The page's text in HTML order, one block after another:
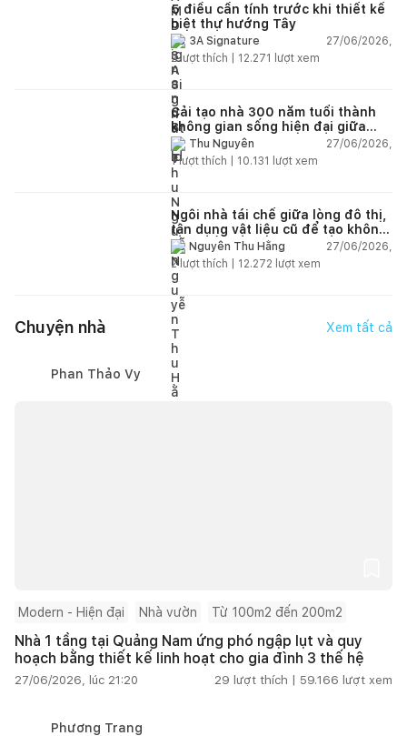
5 điều cần tính trước khi thiết kế
biệt thự hướng Tây
3A Signature
27/06/2026,
2lượt thích | 12.271 lượt xem
Cải tạo nhà 300 năm tuổi thành
không gian sống hiện đại giữa
thiên nhiên
Thu Nguyễn
27/06/2026,
1lượt thích | 10.131 lượt xem
Ngôi nhà tái chế giữa lòng đô thị,
tận dụng vật liệu cũ để tạo không
gian sống linh hoạt
Nguyễn Thu Hằng
27/06/2026,
2lượt thích | 12.272 lượt xem
Chuyện nhà Xem tất cả
Phan Thảo Vy
Modern - Hiện đại Nhà vườn Từ 100m2 đến 200m2
Nhà 1 tầng tại Quảng Nam ứng phó ngập lụt và quy
hoạch bằng thiết kế linh hoạt cho gia đình 3 thế hệ
27/06/2026, lúc 21:20 29 lượt thích | 59.166 lượt xem
Phương Trang